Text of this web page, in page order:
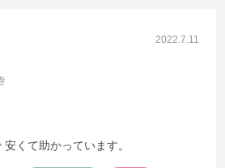
2022.7.11
くて助かっています。